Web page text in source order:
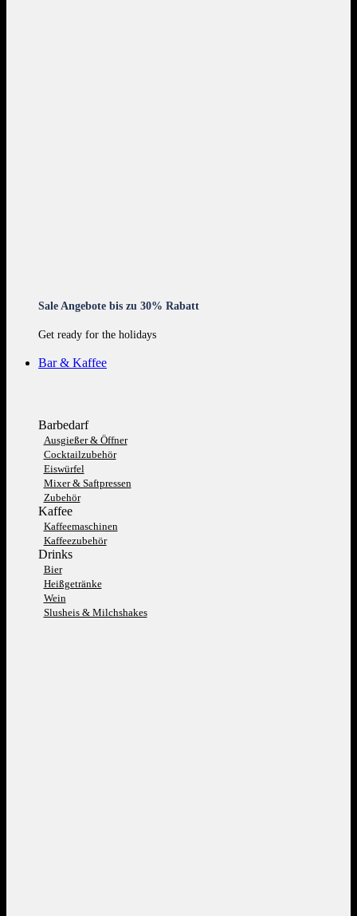
Sale Angebote bis zu 30% Rabatt
Get ready for the holidays
Bar & Kaffee
Barbedarf
Ausgießer & Öffner
Cocktailzubehör
Eiswürfel
Mixer & Saftpressen
Zubehör
Kaffee
Kaffeemaschinen
Kaffeezubehör
Drinks
Bier
Heißgetränke
Wein
Slusheis & Milchshakes